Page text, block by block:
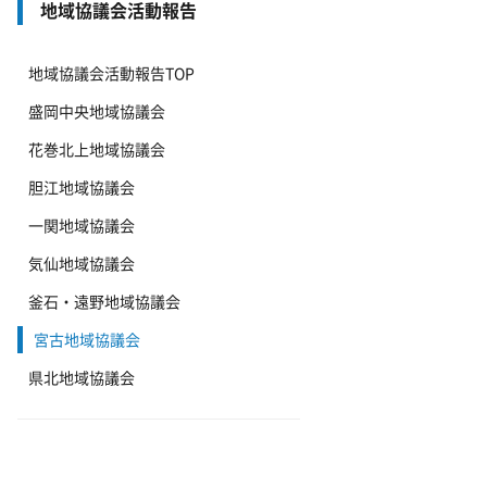
地域協議会活動報告
地域協議会活動報告TOP
盛岡中央地域協議会
花巻北上地域協議会
胆江地域協議会
一関地域協議会
気仙地域協議会
釜石・遠野地域協議会
宮古地域協議会
県北地域協議会